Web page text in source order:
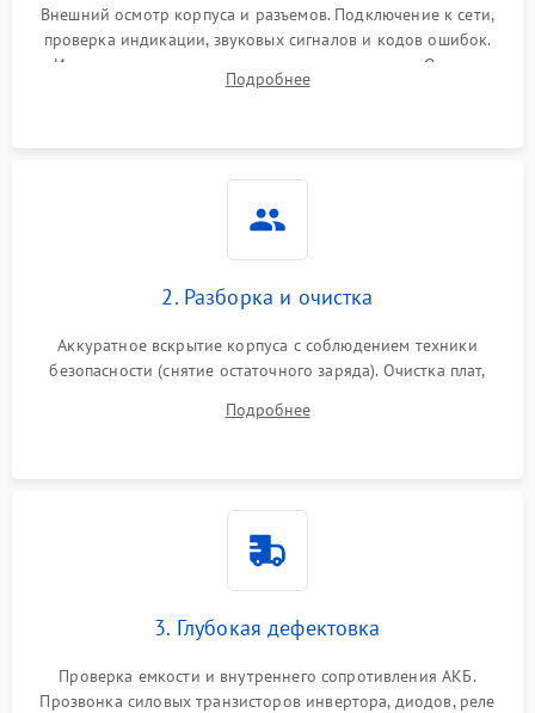
Внешний осмотр корпуса и разъемов. Подключение к сети,
проверка индикации, звуковых сигналов и кодов ошибок.
Измерение входного и выходного напряжения. Оценка
реакции ИБП на отключение основного питания без
Подробнее
2. Разборка и очистка
Аккуратное вскрытие корпуса с соблюдением техники
безопасности (снятие остаточного заряда). Очистка плат,
и кистей для предотвращения перегрева и замыканий.
Подробнее
3. Глубокая дефектовка
Проверка емкости и внутреннего сопротивления АКБ.
Прозвонка силовых транзисторов инвертора, диодов, реле